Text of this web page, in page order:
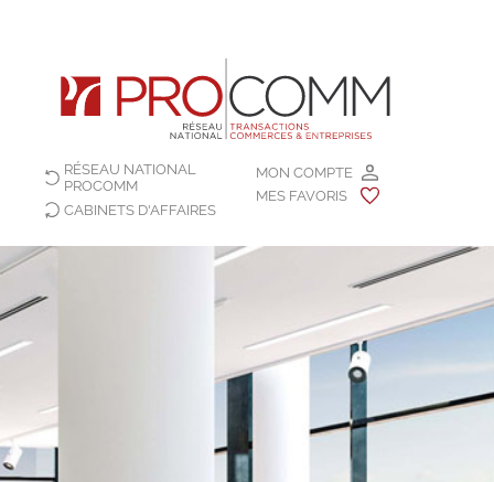
MON COMPTE
MES FAVORIS
RÉSEAU NATIONAL
PROCOMM
CABINETS D'AFFAIRES